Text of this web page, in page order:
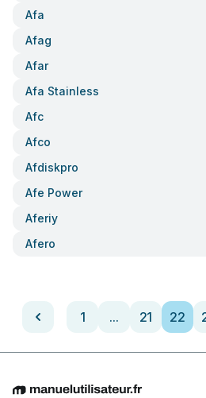
Afa
Afag
Afar
Afa Stainless
Afc
Afco
Afdiskpro
Afe Power
Aferiy
Afero
1 ... 21 22